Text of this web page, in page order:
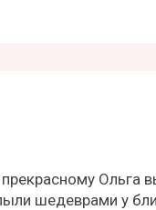
Ольга
шедеврами у